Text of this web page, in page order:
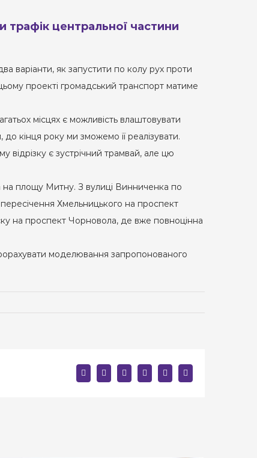
трафік центральної частини
варіанти, як запустити по колу рух проти
проекті громадський транспорт матиме
місцях є можливість влаштовувати
кінця року ми зможемо її реалізувати.
є зустрічний трамвай, але цю
на площу Митну. З вулиці Винниченка по
Хмельницького на проспект
на проспект Чорновола, де вже повноцінна
моделювання запропонованого
facebooktwitter linkedin reddit whatsapp
mail: